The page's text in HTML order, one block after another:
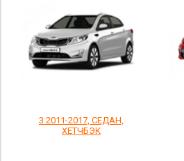
3 2011-2017, СЕДАН,
ХЕТЧБЭК